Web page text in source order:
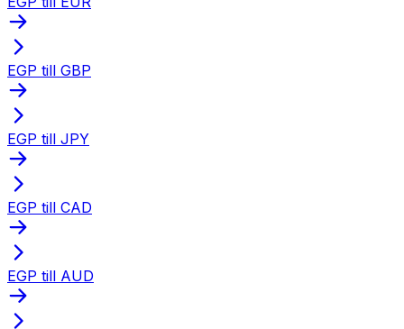
EGP till GBP
EGP till JPY
EGP till CAD
EGP till AUD